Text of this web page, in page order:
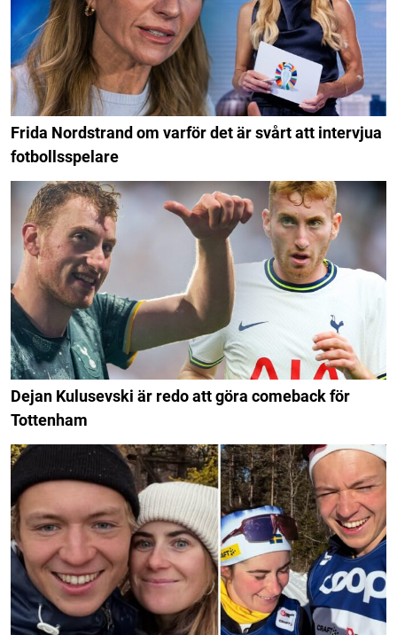
Frida Nordstrand om varför det är svårt att intervjua
fotbollsspelare
Dejan Kulusevski är redo att göra comeback för
Tottenham